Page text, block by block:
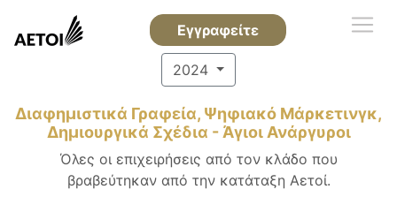
Εγγραφείτε
2024
Διαφημιστικά Γραφεία, Ψηφιακό Μάρκετινγκ,
Δημιουργικά Σχέδια - Άγιοι Ανάργυροι
Όλες οι επιχειρήσεις από τον κλάδο που
βραβεύτηκαν από την κατάταξη Αετοί.